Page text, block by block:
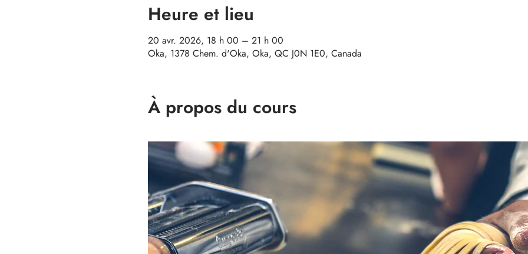
Heure et lieu
20 avr. 2026, 18 h 00 – 21 h 00
Oka, 1378 Chem. d'Oka, Oka, QC J0N 1E0, Canada
À propos du cours